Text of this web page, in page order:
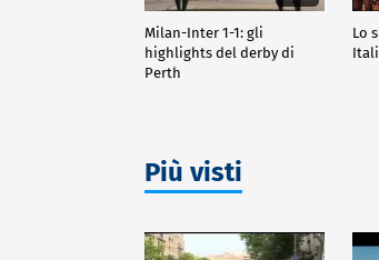
Milan-Inter 1-1: gli
highlights del derby di
Perth
Lo
Più visti